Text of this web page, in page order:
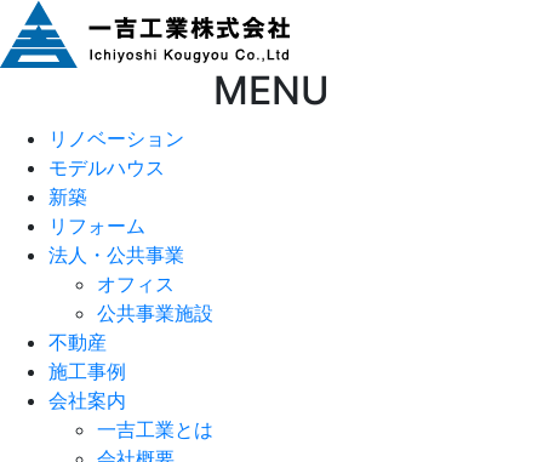
MENU
リノベーション
モデルハウス
新築
リフォーム
法人・公共事業
オフィス
公共事業施設
不動産
施工事例
会社案内
一吉工業とは